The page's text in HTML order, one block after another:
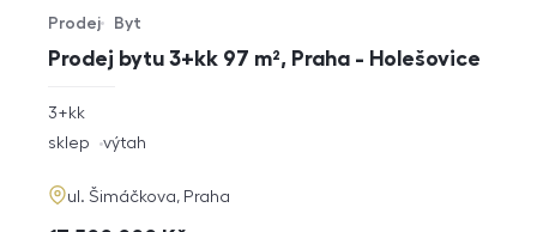
Prodej bytu 3+kk 97 m², Praha - Holešovice
Typ nabídky
Prodej
Typ nemovitosti
Byt
rozměry
dispozice
3+kk
funkce
sklep výtah
adresa
ul. Šimáčkova, Praha